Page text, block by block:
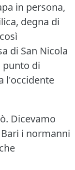
in persona,
degna di
di San Nicola
punto di
l'occidente
Dicevamo
i normanni